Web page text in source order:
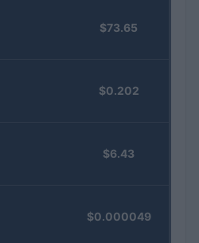
$73.65
$0.202
$6.43
$0.000049